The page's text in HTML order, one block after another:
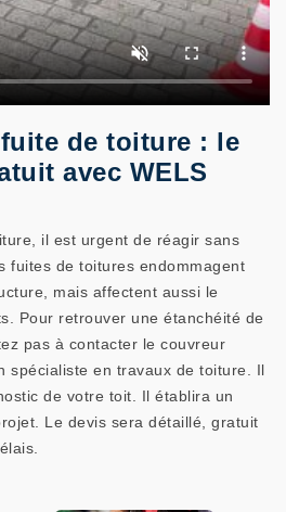
de toiture : le
avec WELS
il est urgent de réagir sans
fuites de toitures endommagent
mais affectent aussi le
Pour retrouver une étanchéité de
pas à contacter le couvreur
spécialiste en travaux de toiture. Il
de votre toit. Il établira un
Le devis sera détaillé, gratuit